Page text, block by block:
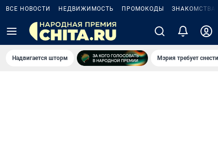
ВСЕ НОВОСТИ НЕДВИЖИМОСТЬ ПРОМОКОДЫ ЗНАКОМСТВА
Надвигается шторм Мэрия требует